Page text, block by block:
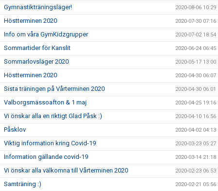
Gymnastikträningsläger! 2020-08-06 10:29
Höstterminen 2020 2020-07-30 07:16
Info om våra GymKidzgrupper 2020-07-02 18:54
Sommartider för Kanslit 2020-06-24 06:45
Sommarlovsläger 2020 2020-05-17 13:00
Höstterminen 2020 2020-04-30 06:07
Sista träningen på Vårterminen 2020 2020-04-30 06:01
Valborgsmässoafton & 1 maj 2020-04-25 19:16
Vi önskar alla en riktigt Glad Påsk :) 2020-04-10 16:56
Påsklov 2020-04-02 04:13
Viktig information kring Covid-19 2020-03-23 05:27
Information gällande covid-19 2020-03-14 21:18
Vi önskar alla välkomna till Vårterminen 2020 2020-02-23 06:53
Samträning :) 2020-02-21 05:56